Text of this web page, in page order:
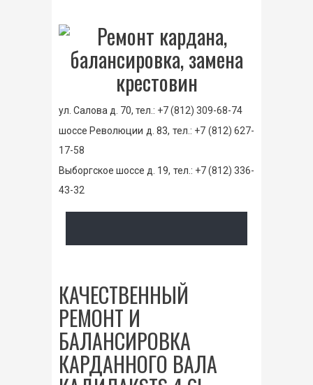
ул. Салова д. 70, тел.: +7 (812) 309-68-74
шоссе Революции д. 83, тел.: +7 (812) 627-
17-58
Выборгское шоссе д. 19, тел.: +7 (812) 336-
43-32
КАЧЕСТВЕННЫЙ
РЕМОНТ И
БАЛАНСИРОВКА
КАРДАННОГО ВАЛА